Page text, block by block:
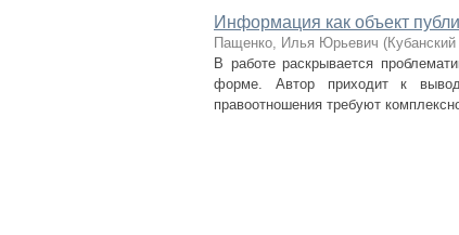
Информация как объект
Пащенко, Илья Юрьевич (
В работе раскрывается
форме. Автор приходит к
правоотношения требуют